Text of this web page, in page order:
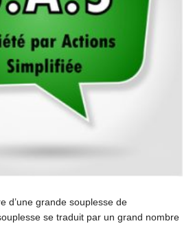
d’une grande souplesse de
se traduit par un grand nombre